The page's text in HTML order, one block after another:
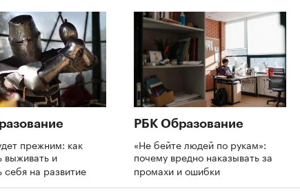
прежним: как
выживать и
себя на развитие
РБК Образование
«Не бейте людей по рукам»:
почему вредно наказывать за
промахи и ошибки